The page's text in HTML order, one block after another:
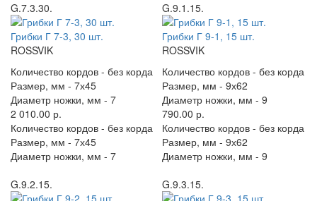
G.7.3.30.
Грибки Г 7-3, 30 шт.
ROSSVIK
Количество кордов - без корда
Размер, мм - 7х45
Диаметр ножки, мм - 7
2 010.00 р.
Количество кордов - без корда
Размер, мм - 7х45
Диаметр ножки, мм - 7
G.9.1.15.
Грибки Г 9-1, 15 шт.
ROSSVIK
Количество кордов - без корда
Размер, мм - 9х62
Диаметр ножки, мм - 9
790.00 р.
Количество кордов - без корда
Размер, мм - 9х62
Диаметр ножки, мм - 9
G.9.2.15.
G.9.3.15.